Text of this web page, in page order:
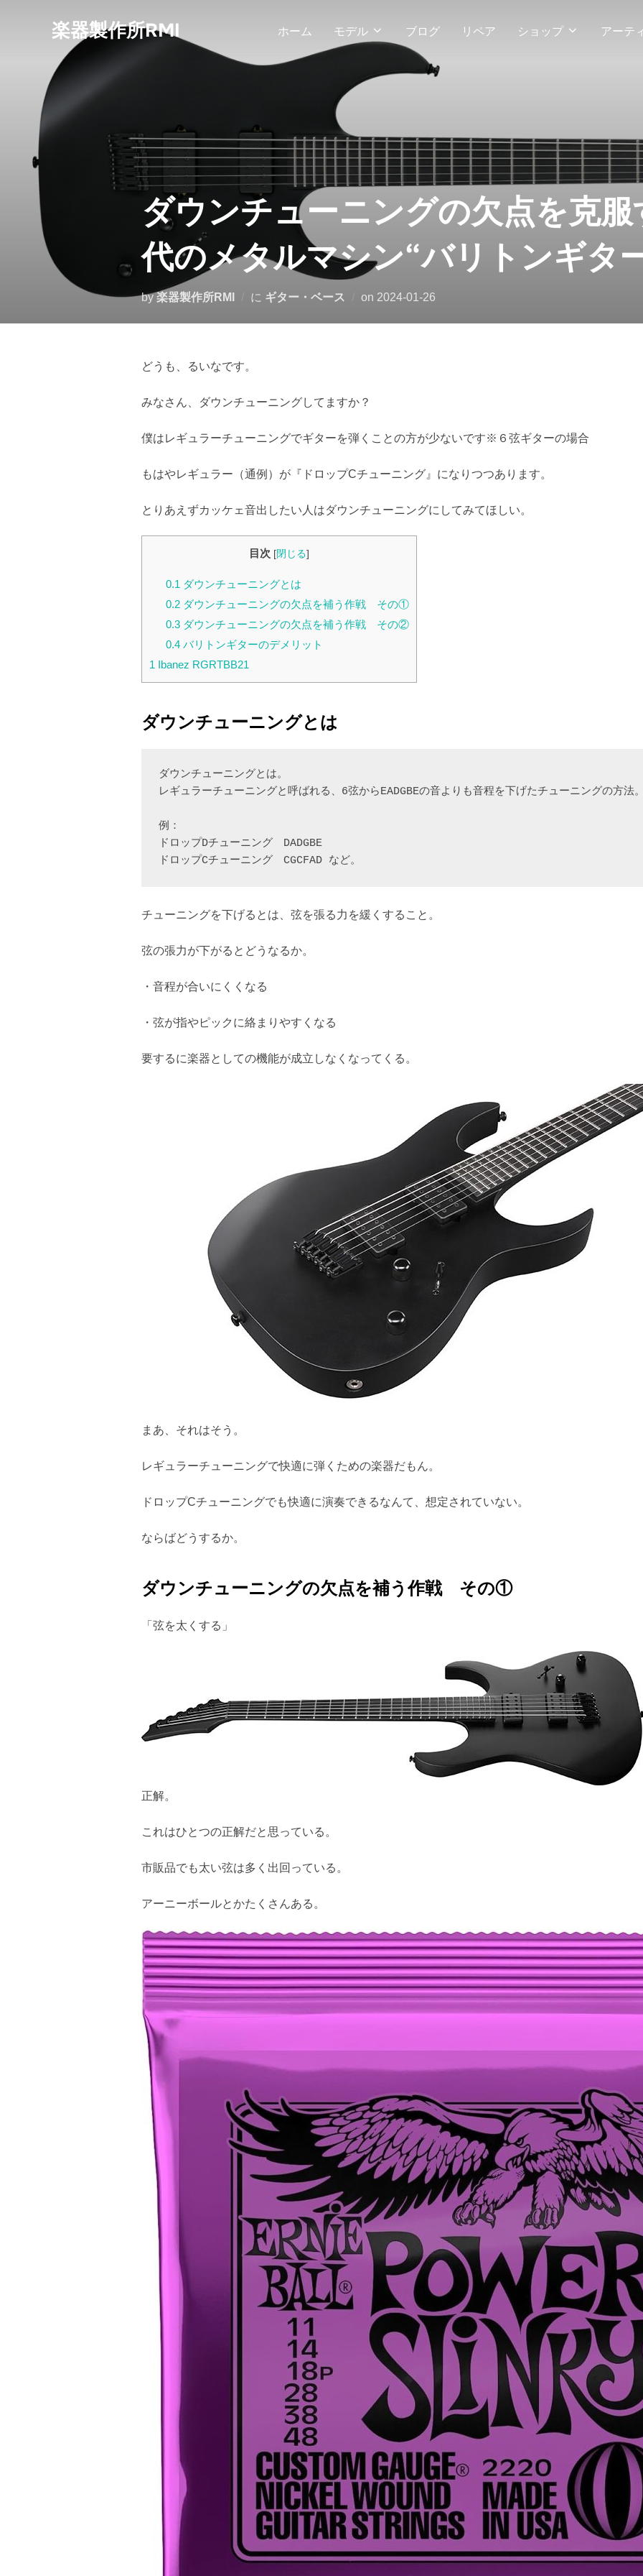
楽器製作所RMI ホーム モデル ブログ リペア ショップ アーテ
ダウンチューニングの欠点を克
代のメタルマシン“バリトンギタ
by楽器製作所RMI に ギター・ベース on 投
2024-01-26
どうも、るいなです。
みなさん、ダウンチューニングしてますか？
僕はレギュラーチューニングでギターを弾くことの方が少ないです※６弦ギターの場合
もはやレギュラー（通例）が『ドロップCチューニング』になりつつあります。
とりあえずカッケェ音出したい人はダウンチューニングにしてみてほしい。
目次 [閉じる]
0.1 ダウンチューニングとは
0.2ダウンチューニングの欠点を補う作戦 その①
0.3ダウンチューニングの欠点を補う作戦 その②
0.4バリトンギターのデメリット
1 Ibanez RGRTBB21
ダウンチューニングとは
ダウンチューニングとは。
レギュラーチューニングと呼ばれる、6弦からEADGBEの音よりも音程を下げたチューニングの方法
例：
ドロップDチューニング　DADGBE
ドロップCチューニング　CGCFAD など。
チューニングを下げるとは、弦を張る力を緩くすること。
弦の張力が下がるとどうなるか。
・音程が合いにくくなる
・弦が指やピックに絡まりやすくなる
要するに楽器としての機能が成立しなくなってくる。
まあ、それはそう。
レギュラーチューニングで快適に弾くための楽器だもん。
ドロップCチューニングでも快適に演奏できるなんて、想定されていない。
ならばどうするか。
ダウンチューニングの欠点を補う作戦 その①
「弦を太くする」
正解。
これはひとつの正解だと思っている。
市販品でも太い弦は多く出回っている。
アーニーボールとかたくさんある。